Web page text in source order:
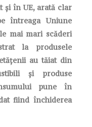
și în UE, arată clar
întreaga Uniune
mai mari scăderi
la produsele
au tăiat din
și produse
pune în
fiind închiderea